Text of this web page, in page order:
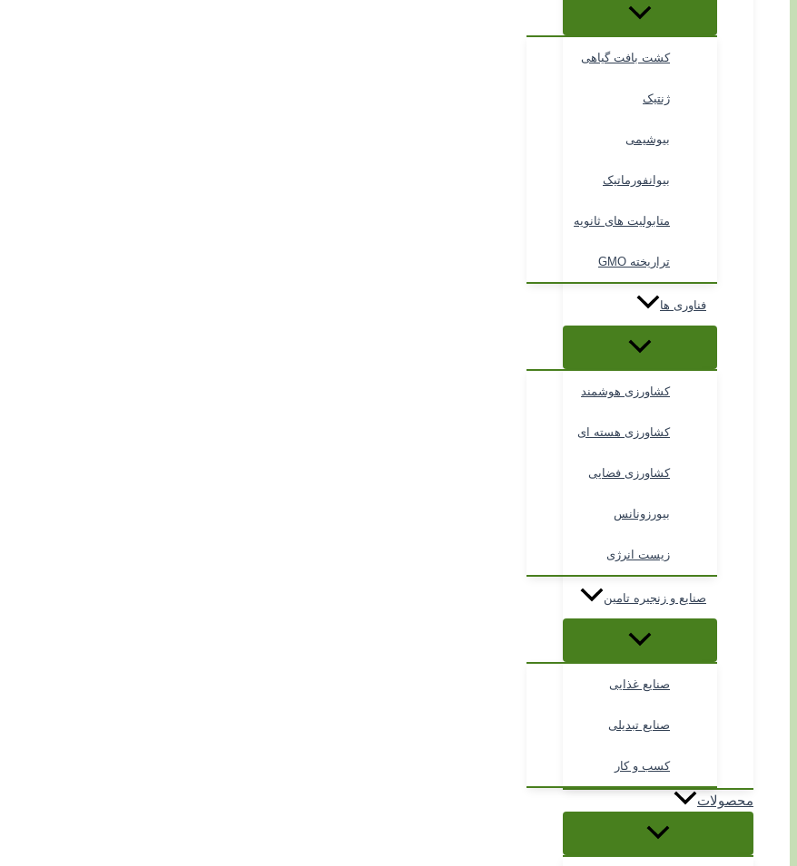
کشت بافت گیاهی
ژنتیک
بیوشیمی
بیوانفورماتیک
متابولیت های ثانویه
تراریخته GMO
فناوری ها
کشاورزی هوشمند
کشاورزی هسته ای
کشاورزی فضایی
بیورزونانس
زیست انرژی
صنایع و زنجیره تامین
صنایع غذایی
صنایع تبدیلی
کسب و کار
محصولات